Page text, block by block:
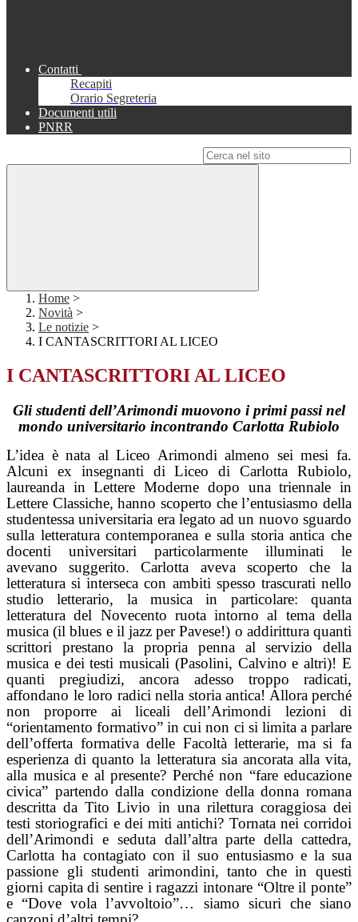
Contatti
Recapiti
Orario Segreteria
Documenti utili
PNRR
Home >
Novità >
Le notizie >
I CANTASCRITTORI AL LICEO
I CANTASCRITTORI AL LICEO
Gli studenti dell’Arimondi muovono i primi passi nel
mondo universitario incontrando Carlotta Rubiolo
L’idea è nata al Liceo Arimondi almeno sei mesi fa.
Alcuni ex insegnanti di Liceo di Carlotta Rubiolo,
laureanda in Lettere Moderne dopo una triennale in
Lettere Classiche, hanno scoperto che l’entusiasmo della
studentessa universitaria era legato ad un nuovo sguardo
sulla letteratura contemporanea e sulla storia antica che
docenti universitari particolarmente illuminati le
avevano suggerito. Carlotta aveva scoperto che la
letteratura si interseca con ambiti spesso trascurati nello
studio letterario, la musica in particolare: quanta
letteratura del Novecento ruota intorno al tema della
musica (il blues e il jazz per Pavese!) o addirittura quanti
scrittori prestano la propria penna al servizio della
musica e dei testi musicali (Pasolini, Calvino e altri)! E
quanti pregiudizi, ancora adesso troppo radicati,
affondano le loro radici nella storia antica! Allora perché
non proporre ai liceali dell’Arimondi lezioni di
“orientamento formativo” in cui non ci si limita a parlare
dell’offerta formativa delle Facoltà letterarie, ma si fa
esperienza di quanto la letteratura sia ancorata alla vita,
alla musica e al presente? Perché non “fare educazione
civica” partendo dalla condizione della donna romana
descritta da Tito Livio in una rilettura coraggiosa dei
testi storiografici e dei miti antichi? Tornata nei corridoi
dell’Arimondi e seduta dall’altra parte della cattedra,
Carlotta ha contagiato con il suo entusiasmo e la sua
passione gli studenti arimondini, tanto che in questi
giorni capita di sentire i ragazzi intonare “Oltre il ponte”
e “Dove vola l’avvoltoio”… siamo sicuri che siano